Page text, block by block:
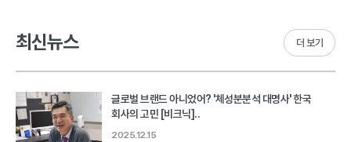
최신뉴스
글로벌 브랜드 아니었어? '체성분분석 대명사' 한국
회사의 고민 [비크닉]..
2025.12.15
더 보기